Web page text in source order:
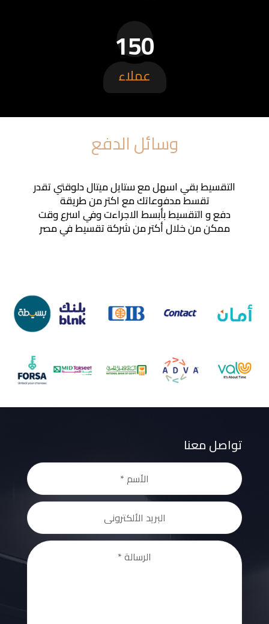

150
عملاء
وسائل الدفع
التقسيط بقي اسهل مع ستايل ميتال دلوقتي تقدر
تقسط مدفوعاتك مع اكتر من طريقة
دفع و التقسيط بأبسط الاجراءت وفي اسرع وقت
ممكن من خلال أكتر من شركة تقسيط في مصر
تواصل معنا